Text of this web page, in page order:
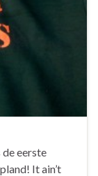
de eerste
It ain’t